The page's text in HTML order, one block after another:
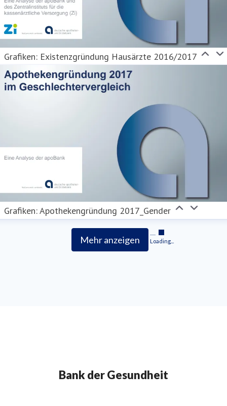
Grafiken: Existenzgründung Hausärzte 2016/2017
Grafiken: Apothekengründung 2017_Gender
Mehr anzeigen Loading...
Bank der Gesundheit